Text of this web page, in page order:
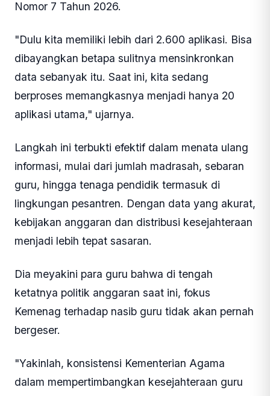
Nomor 7 Tahun 2026.
"Dulu kita memiliki lebih dari 2.600 aplikasi. Bisa
dibayangkan betapa sulitnya mensinkronkan
data sebanyak itu. Saat ini, kita sedang
berproses memangkasnya menjadi hanya 20
aplikasi utama," ujarnya.
Langkah ini terbukti efektif dalam menata ulang
informasi, mulai dari jumlah madrasah, sebaran
guru, hingga tenaga pendidik termasuk di
lingkungan pesantren. Dengan data yang akurat,
kebijakan anggaran dan distribusi kesejahteraan
menjadi lebih tepat sasaran.
Dia meyakini para guru bahwa di tengah
ketatnya politik anggaran saat ini, fokus
Kemenag terhadap nasib guru tidak akan pernah
bergeser.
"Yakinlah, konsistensi Kementerian Agama
dalam mempertimbangkan kesejahteraan guru